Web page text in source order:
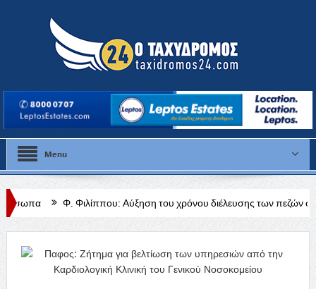
Menu
Φιλίππου: Αύξηση του χρόνου διέλευσης των πεζών στις διαβάσεις